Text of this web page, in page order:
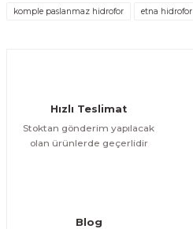
komple paslanmaz hidrofor
etna hidrofor
Hızlı Teslimat
Stoktan gönderim yapılacak
olan ürünlerde geçerlidir
Blog